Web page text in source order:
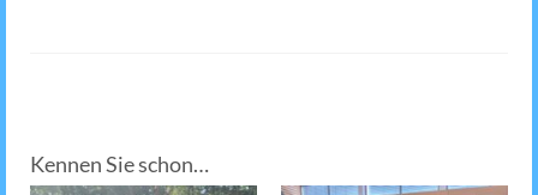
Kennen Sie schon…